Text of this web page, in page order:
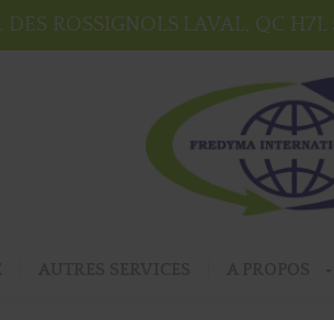
DES ROSSIGNOLS LAVAL, QC H7L